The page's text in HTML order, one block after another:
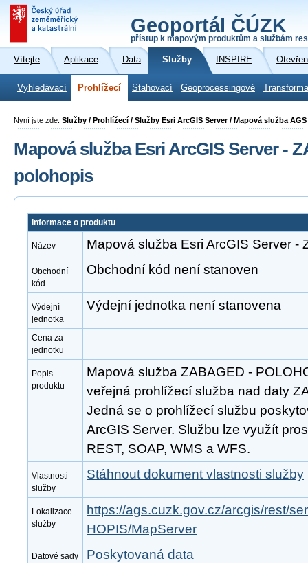
Geoportál ČÚZK
přístup k mapovým produktům a službám
Vítejte Aplikace Data Služby INSPIRE
Vyhledávací Prohlížecí Stahovací Geoprocessingové
Nyní jste zde: Služby / Prohlížecí / Služby Esri ArcGIS Server / Mapová služba
Mapová služba Esri ArcGIS Server -
polohopis
Informace o produktu
Název Mapová služba Esri ArcGIS Server -
Obchodní
kód
Obchodní kód není stanoven
Výdejní
jednotka
Výdejní jednotka není stanovena
Cena za
jednotku
Popis
produktu
Mapová služba ZABAGED -
veřejná prohlížecí služba nad daty
Jedná se o prohlížecí službu
ArcGIS Server. Službu lze využít
REST, SOAP, WMS a WFS.
Vlastnosti
služby
Stáhnout dokument vlastnosti služby
Lokalizace
služby
https://ags.cuzk.gov.cz/arcgis/rest/
HOPIS/MapServer
Datové sady
Poskytovaná data